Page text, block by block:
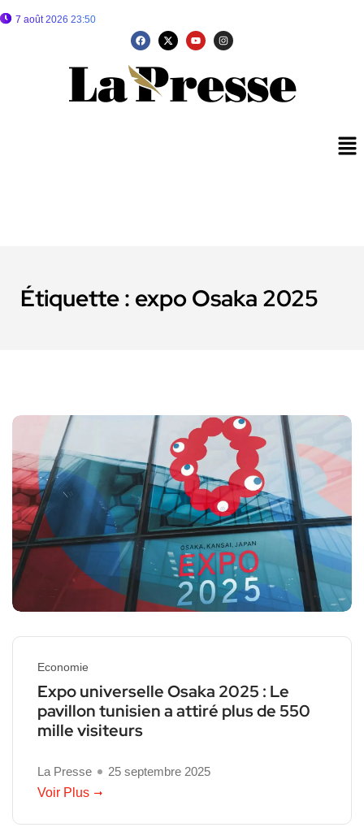
7 août 2026 23:50
Étiquette : expo Osaka 2025
Economie
Expo universelle Osaka 2025 : Le
pavillon tunisien a attiré plus de 550
mille visiteurs
La Presse
25 septembre 2025
Voir Plus